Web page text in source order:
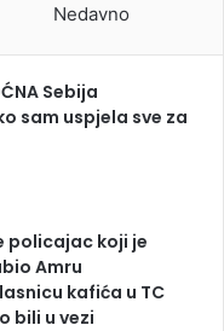
Nedavno
Sebija
sam uspjela sve za
policajac koji je
Amru
kafića u TC
bili u vezi